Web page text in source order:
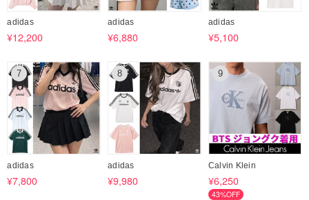
adidas
¥12,200
adidas
¥6,880
adidas
¥5,100
7
adidas
¥7,800
8
adidas
¥9,980
9
Calvin Klein
¥6,250
43%OFF